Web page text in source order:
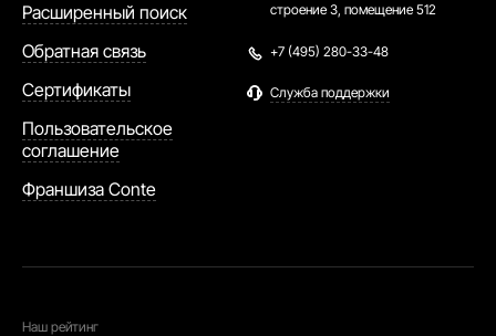
Расширенный поиск
Обратная связь
Сертификаты
Пользовательское
соглашение
Франшиза Conte
строение 3, помещение 512
+7 (495) 280-33-48
Служба поддержки
Наш рейтинг